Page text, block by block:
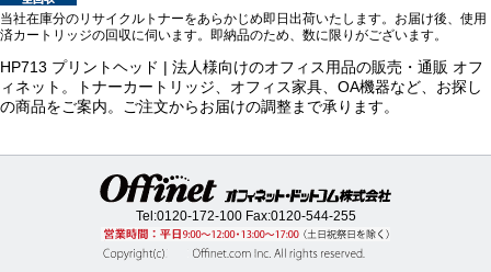
当社在庫分のリサイクルトナーをあらかじめ即日出荷いたします。お届け後、使用
済カートリッジの回収に伺います。即納品のため、数に限りがございます。
HP713 プリントヘッド | 法人様向けのオフィス用品の販売・通販 オフ
ィネット。トナーカートリッジ、オフィス家具、OA機器など、お探し
の商品をご案内。ご注文からお届けの調整まで承ります。
Tel:0120-172-100Fax:0120-544-255